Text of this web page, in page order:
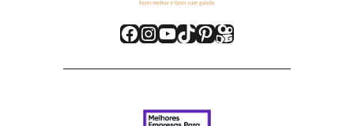
Facebook
Instagram
Youtube
TikTok
Pinterest
Kwai